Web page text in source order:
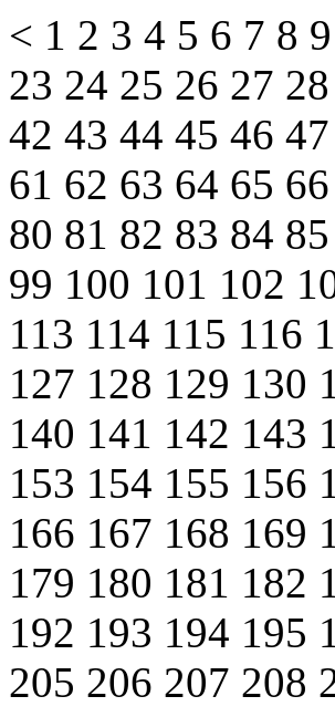
< 1 2 3 4 5 6 7 8 9
23 24 25 26 27 28
42 43 44 45 46 47
61 62 63 64 65 66
80 81 82 83 84 85
99 100 101 102
113 114 115 116
127 128 129 130
140 141 142 143
153 154 155 156
166 167 168 169
179 180 181 182
192 193 194 195
205 206 207 208